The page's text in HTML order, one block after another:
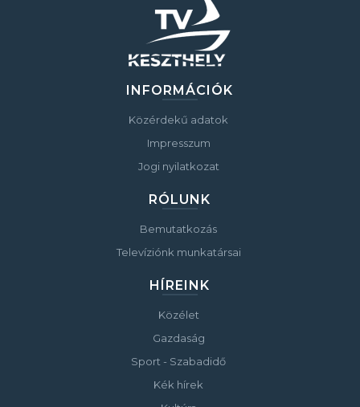
INFORMÁCIÓK
Közérdekű adatok
Impresszum
Jogi nyilatkozat
RÓLUNK
Bemutatkozás
Televíziónk munkatársai
HÍREINK
Közélet
Gazdaság
Sport - Szabadidő
Kék hírek